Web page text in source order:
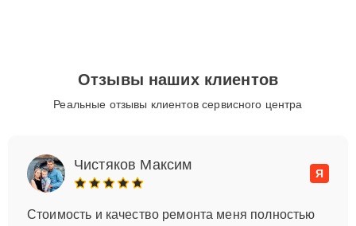
Отзывы наших клиентов
Реальные отзывы клиентов сервисного центра
Чистяков Максим
Я
Стоимость и качество ремонта меня полностью